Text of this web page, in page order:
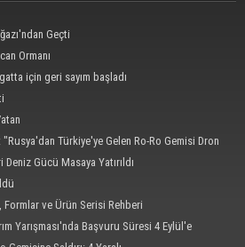
Geçti
Ormanı
için geri sayım başladı
Türkiye'ye Gelen Ro-Ro Gemisi Dron
Gücü Masaya Yatırıldı
ve Ürün Serisi Rehberi
Yarışması'nda Başvuru Süresi 4 Eylül'e